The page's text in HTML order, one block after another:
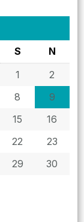
S
N
1
2
8
9
15
16
22
23
29
30